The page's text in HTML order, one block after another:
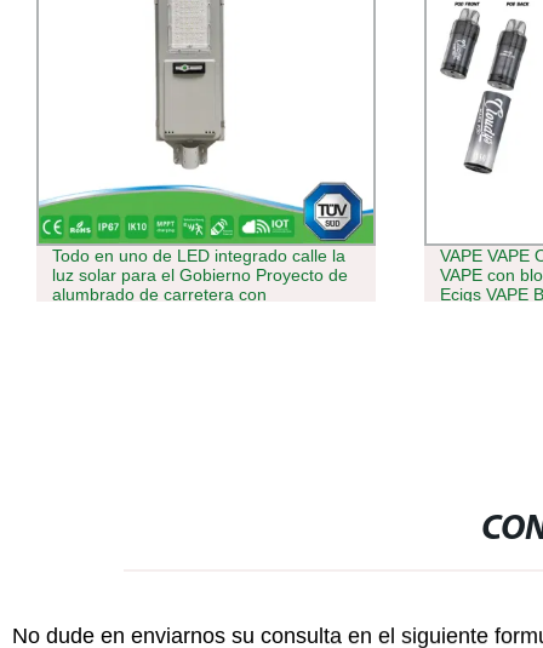
VAPE VAPE OEM/ODM desechable
VAPE con bloqueo infantil 7000 Puffs
Ecigs VAPE Bar 16 ml Fruit Flavors Pod
Precio de
Cigarette
con 6000
No dude en enviarnos su consulta en el siguiente